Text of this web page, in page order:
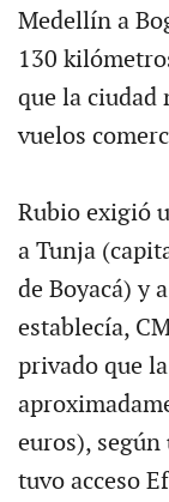
Medellín a
130
que la ciudad
vuelos
Rubio exigió
a Tunja
de Boyacá) y
establecía,
privado que
euros),
tuvo acceso